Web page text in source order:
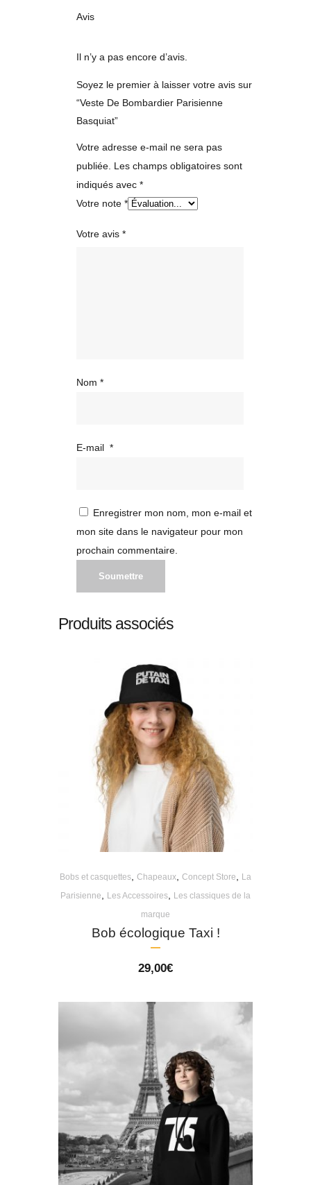
Avis
Il n’y a pas encore d’avis.
Soyez le premier à laisser votre avis sur
“Veste De Bombardier Parisienne
Basquiat”
Votre adresse e-mail ne sera pas
publiée. Les champs obligatoires sont
indiqués avec *
Votre note *
Votre avis *
Nom *
E-mail *
Enregistrer mon nom, mon e-mail et
mon site dans le navigateur pour mon
prochain commentaire.
Produits associés
Bobs et casquettes Chapeaux Concept Store
La
Parisienne
Les Accessoires
Les classiques de la
marque
Bob écologique Taxi !
29,00€